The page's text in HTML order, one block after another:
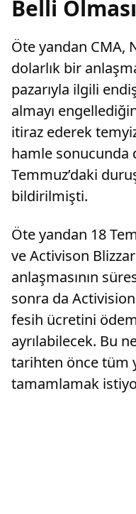
Belli
Öte yandan CMA,
dolarlık bir
pazarıyla ilgili
almayı
itiraz ederek
hamle sonucunda
Temmuz’daki
bildirilmişti.
Öte yandan 18
ve Activison
anlaşmasının
sonra da
fesih ücretini
ayrılabilecek. Bu
tarihten önce tüm
tamamlamak